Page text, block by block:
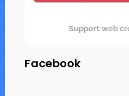
Support web
Facebook